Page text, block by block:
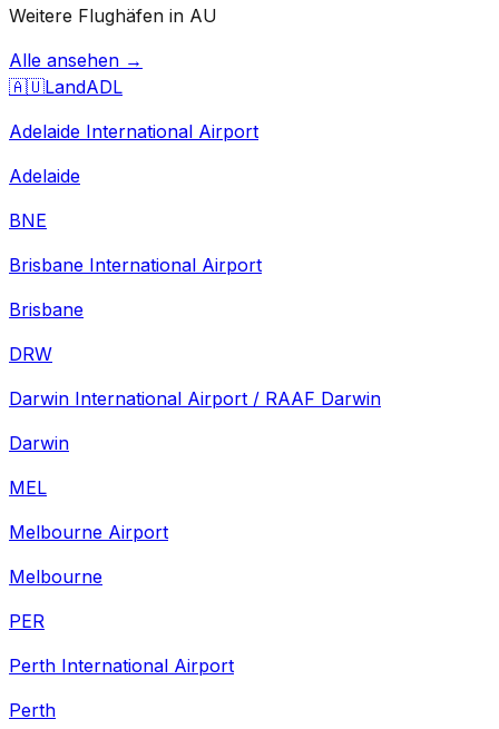
Weitere Flughäfen in AU
Alle ansehen →
🇦🇺LandADL
Adelaide International Airport
Adelaide
BNE
Brisbane International Airport
Brisbane
DRW
Darwin International Airport / RAAF Darwin
Darwin
MEL
Melbourne Airport
Melbourne
PER
Perth International Airport
Perth